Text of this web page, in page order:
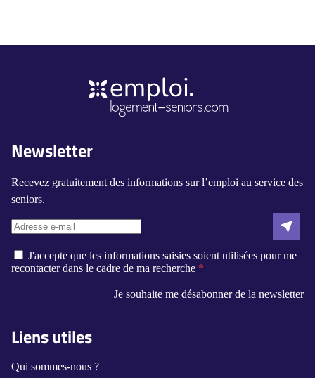
Newsletter
Recevez gratuitement des informations sur l’emploi au service des
seniors.
J'accepte que les informations saisies soient utilisées pour me
recontacter dans le cadre de ma recherche
Je souhaite me désabonner de la newsletter
Liens utiles
Qui sommes-nous ?